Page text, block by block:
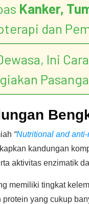
Kanker,
dan
Ini
“Nutritional and
kandungan
aktivitas enzimatik
memiliki tingkat
protein yang cukup